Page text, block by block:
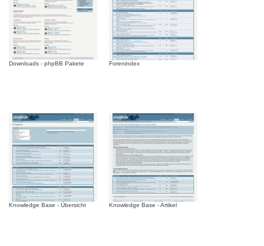
Downloads - phpBB Pakete Forenindex
Knowledge Base - Übersicht Knowledge Base - Artikel